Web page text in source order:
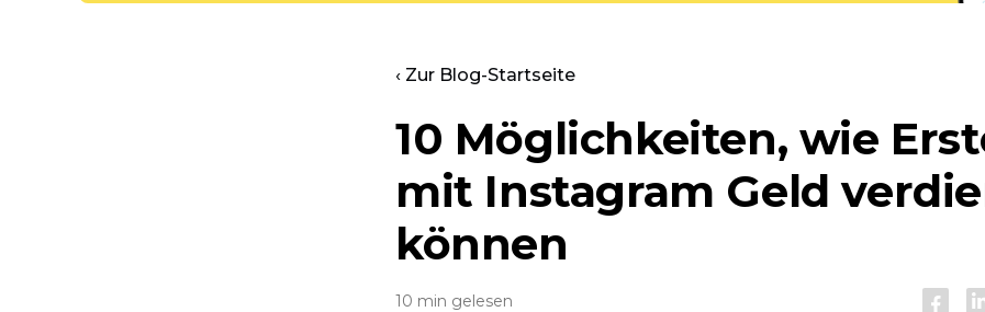
‹ Zur Blog-Startseite
10 Möglichkeiten, wie
mit Instagram Geld
können
10 min gelesen